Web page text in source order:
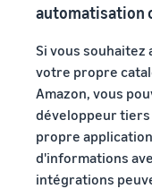
automatisation
Si vous
votre propre
Amazon, vous
développeur
propre
d'informations
intégrations